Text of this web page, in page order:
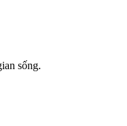
sống.